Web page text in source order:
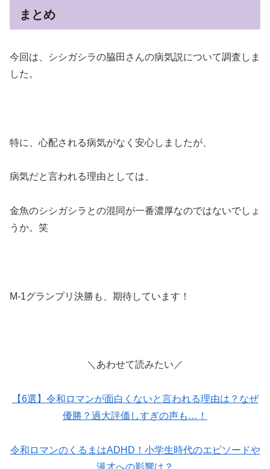
まとめ
今回は、シシガシラの脇田さんの病気説について調査しま
した。
特に、心配される病気がなく安心しましたが、
病気だと言われる理由としては、
金魚のシシガシラとの混同が一番濃厚なのではないでしょ
うか。笑
M-1グランプリ決勝も、期待しています！
＼あわせて読みたい／
【6選】令和ロマンが面白くないと言われる理由は？なぜ
優勝？過大評価しすぎの声も…！
令和ロマンのくるまはADHD！小学生時代のエピソードや
漫才への影響は？